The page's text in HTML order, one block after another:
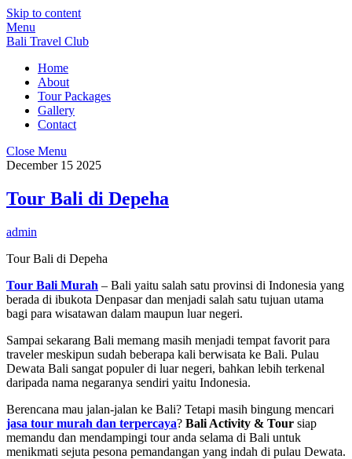
Skip to content
Menu
Bali Travel Club
Home
About
Tour Packages
Gallery
Contact
Close Menu
December 15 2025
Tour Bali di Depeha
admin
Tour Bali di Depeha
Tour Bali Murah – Bali yaitu salah satu provinsi di Indonesia yang
berada di ibukota Denpasar dan menjadi salah satu tujuan utama
bagi para wisatawan dalam maupun luar negeri.
Sampai sekarang Bali memang masih menjadi tempat favorit para
traveler meskipun sudah beberapa kali berwisata ke Bali. Pulau
Dewata Bali sangat populer di luar negeri, bahkan lebih terkenal
daripada nama negaranya sendiri yaitu Indonesia.
Berencana mau jalan-jalan ke Bali? Tetapi masih bingung mencari
jasa tour murah dan terpercaya? Bali Activity & Tour siap
memandu dan mendampingi tour anda selama di Bali untuk
menikmati sejuta pesona pemandangan yang indah di pulau Dewata.